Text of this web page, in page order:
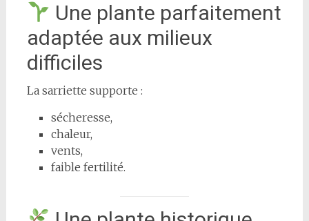
Une plante parfaitement
adaptée aux milieux
difficiles
La sarriette supporte :
sécheresse,
chaleur,
vents,
faible fertilité.